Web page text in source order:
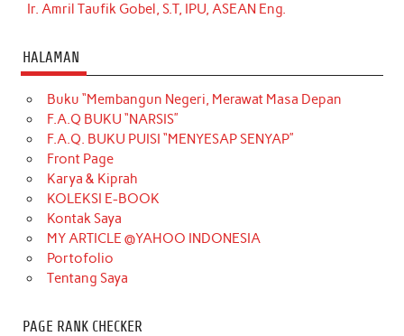
Ir. Amril Taufik Gobel, S.T, IPU, ASEAN Eng.
HALAMAN
Buku “Membangun Negeri, Merawat Masa Depan
F.A.Q BUKU “NARSIS”
F.A.Q. BUKU PUISI “MENYESAP SENYAP”
Front Page
Karya & Kiprah
KOLEKSI E-BOOK
Kontak Saya
MY ARTICLE @YAHOO INDONESIA
Portofolio
Tentang Saya
PAGE RANK CHECKER